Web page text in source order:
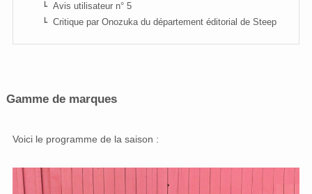
Avis utilisateur n° 5
Critique par Onozuka du département éditorial de Steep
Gamme de marques
Voici le programme de la saison :